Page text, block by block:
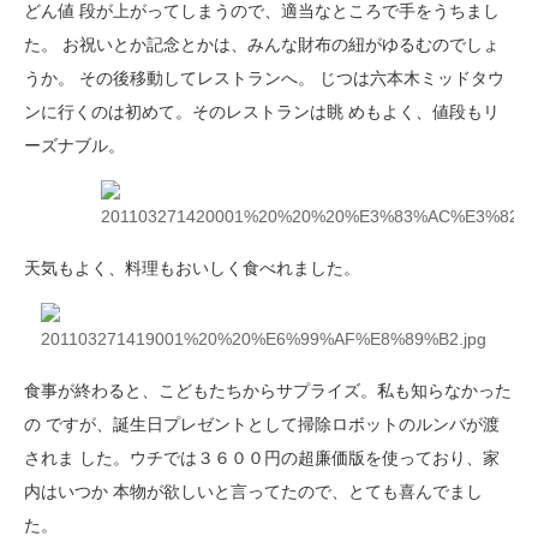
どん値 段が上がってしまうので、適当なところで手をうちまし
た。 お祝いとか記念とかは、みんな財布の紐がゆるむのでしょ
うか。 その後移動してレストランへ。 じつは六本木ミッドタウ
ンに行くのは初めて。そのレストランは眺 めもよく、値段もリ
ーズナブル。
天気もよく、料理もおいしく食べれました。
食事が終わると、こどもたちからサプライズ。私も知らなかった
の ですが、誕生日プレゼントとして掃除ロボットのルンバが渡
されま した。ウチでは３６００円の超廉価版を使っており、家
内はいつか 本物が欲しいと言ってたので、とても喜んでまし
た。